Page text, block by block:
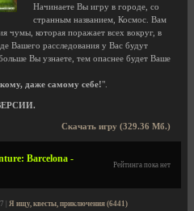
Начинаете Вы игру в городе, со
странным названием, Космос. Вам
чумы, которая поражает всех вокруг, в
Вашего расследования у Вас будут
Вы узнаете, тем опаснее будет Ваше
даже самому себе!".
Скачать игру (329.36 Мб.)
Barcelona -
Рейтинга пока нет
| Я ищу, квесты, приключения (6441)